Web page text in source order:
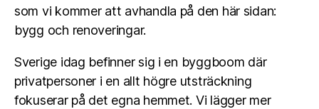
som vi kommer att avhandla på den här sidan:
bygg och renoveringar.
Sverige idag befinner sig i en byggboom där
privatpersoner i en allt högre utsträckning
fokuserar på det egna hemmet. Vi lägger mer